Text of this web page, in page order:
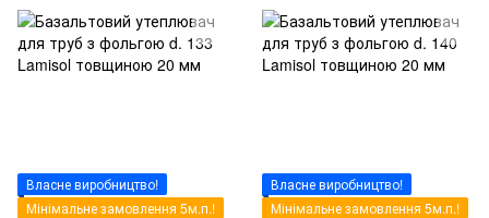
Власне виробництво!
Мінімальне замовлення 5м.п.!
Власне виробництво!
Мінімальне замовлення 5м.п.!